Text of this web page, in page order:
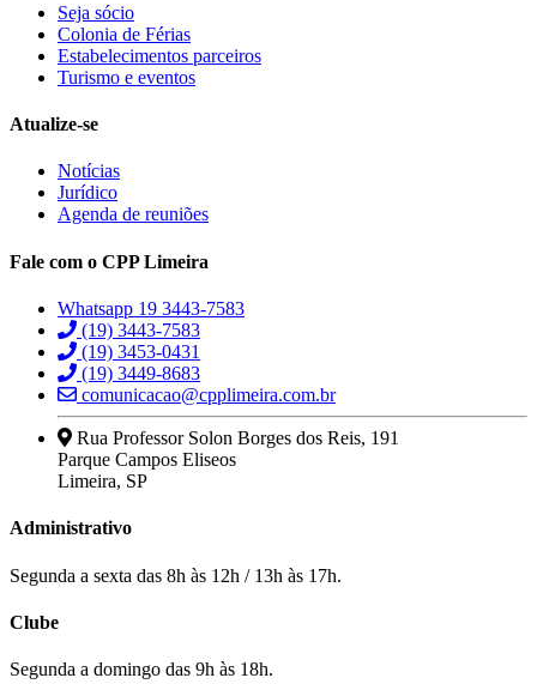
Seja sócio
Colonia de Férias
Estabelecimentos parceiros
Turismo e eventos
Atualize-se
Notícias
Jurídico
Agenda de reuniões
Fale com o CPP Limeira
Whatsapp 19 3443-7583
(19) 3443-7583
(19) 3453-0431
(19) 3449-8683
comunicacao@cpplimeira.com.br
Rua Professor Solon Borges dos Reis, 191
Parque Campos Eliseos
Limeira, SP
Administrativo
Segunda a sexta das 8h às 12h / 13h às 17h.
Clube
Segunda a domingo das 9h às 18h.